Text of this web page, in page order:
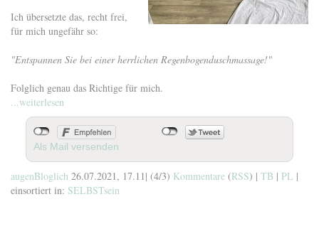
Ich übersetzte das, recht frei,
für mich ungefähr so:
"Entspannen Sie bei einer herrlichen Regenbogenduschmassage!"
Folglich genau das Richtige für mich.
...weiterlesen
Als Mail versenden
augenBloglich 26.07.2021, 17.11| (4/3) Kommentare (RSS) | TB | PL |
einsortiert in: SELBSTsein